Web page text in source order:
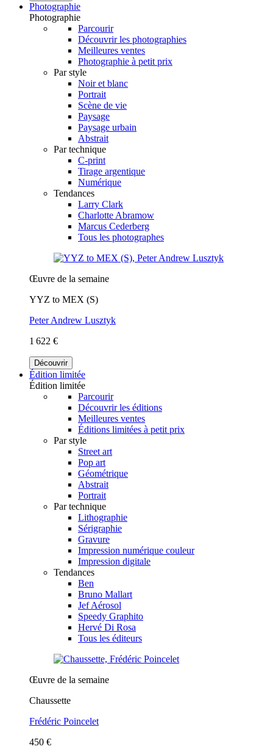
Photographie
Photographie
Parcourir
Découvrir les photographies
Meilleures ventes
Photographie à petit prix
Par style
Noir et blanc
Portrait
Scène de vie
Paysage
Paysage urbain
Abstrait
Par technique
C-print
Tirage argentique
Numérique
Tendances
Larry Clark
Charlotte Abramow
Marcus Cederberg
Tous les photographes
Œuvre de la semaine
YYZ to MEX (S)
Peter Andrew Lusztyk
1 622 €
Découvrir
Édition limitée
Édition limitée
Parcourir
Découvrir les éditions
Meilleures ventes
Éditions limitées à petit prix
Par style
Street art
Pop art
Géométrique
Abstrait
Portrait
Par technique
Lithographie
Sérigraphie
Gravure
Impression numérique couleur
Impression digitale
Tendances
Ben
Bruno Mallart
Jef Aérosol
Speedy Graphito
Hervé Di Rosa
Tous les éditeurs
Œuvre de la semaine
Chaussette
Frédéric Poincelet
450 €